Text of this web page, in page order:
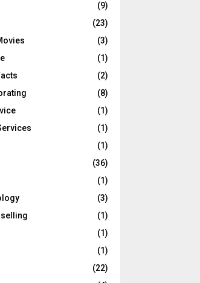
(9)
(23)
(3)
(1)
(2)
(8)
(1)
(1)
(1)
(36)
(1)
(3)
(1)
(1)
(1)
(22)